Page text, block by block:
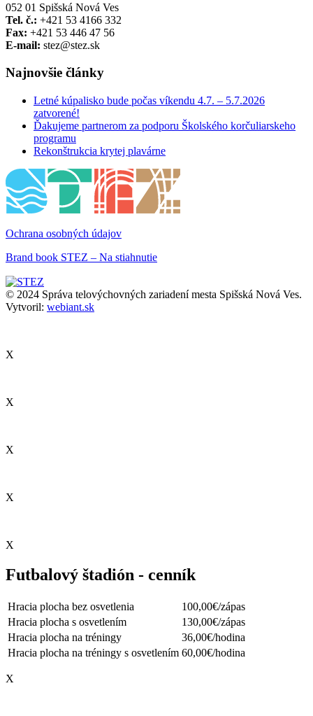
052 01 Spišská Nová Ves
Tel. č.: +421 53 4166 332
Fax: +421 53 446 47 56
E-mail: stez@stez.sk
Najnovšie články
Letné kúpalisko bude počas víkendu 4.7. – 5.7.2026
zatvorené!
Ďakujeme partnerom za podporu Školského korčuliarskeho
programu
Rekonštrukcia krytej plavárne
Ochrana osobných údajov
Brand book STEZ – Na stiahnutie
© 2024 Správa telovýchovných zariadení mesta Spišská Nová Ves.
Vytvoril: webiant.sk
X
X
X
X
X
Futbalový štadión - cenník
Hracia plocha bez osvetlenia
100,00€/zápas
Hracia plocha s osvetlením
130,00€/zápas
Hracia plocha na tréningy
36,00€/hodina
Hracia plocha na tréningy s osvetlením 60,00€/hodina
X